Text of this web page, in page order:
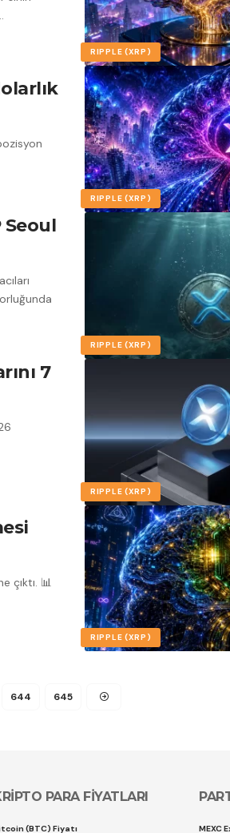
RIPPLE (XRP)
RIPPLE (XRP)
RIPPLE (XRP)
Seoul
RIPPLE (XRP)
7
RIPPLE (XRP)
çıktı. 📊
644 645
PARA FİYATLARI
(BTC) Fiyatı MEXC